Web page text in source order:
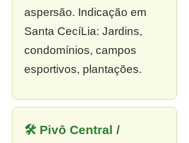
aspersão. Indicação em
Santa CecíLia: Jardins,
condomínios, campos
esportivos, plantações.
🛠 Pivô Central /